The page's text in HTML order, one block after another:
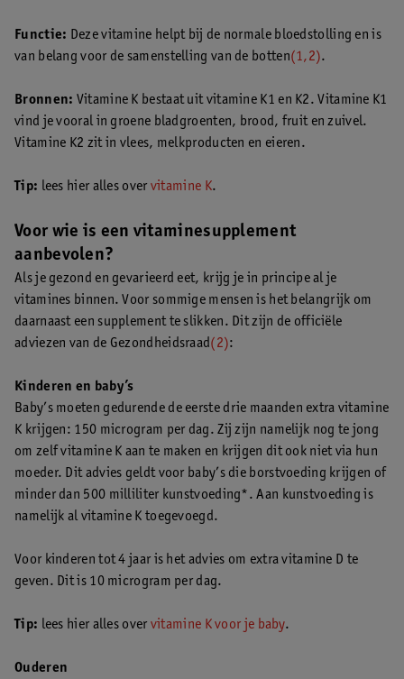
Functie: Deze vitamine helpt bij de normale bloedstolling en is
van belang voor de samenstelling van de botten(1,2).
Bronnen: Vitamine K bestaat uit vitamine K1 en K2. Vitamine K1
vind je vooral in groene bladgroenten, brood, fruit en zuivel.
Vitamine K2 zit in vlees, melkproducten en eieren.
Tip: lees hier alles over vitamine K.
Voor wie is een vitaminesupplement
aanbevolen?
Als je gezond en gevarieerd eet, krijg je in principe al je
vitamines binnen. Voor sommige mensen is het belangrijk om
daarnaast een supplement te slikken. Dit zijn de officiële
adviezen van de Gezondheidsraad(2):
Kinderen en baby’s
Baby’s moeten gedurende de eerste drie maanden extra vitamine
K krijgen: 150 microgram per dag. Zij zijn namelijk nog te jong
om zelf vitamine K aan te maken en krijgen dit ook niet via hun
moeder. Dit advies geldt voor baby’s die borstvoeding krijgen of
minder dan 500 milliliter kunstvoeding*. Aan kunstvoeding is
namelijk al vitamine K toegevoegd.
Voor kinderen tot 4 jaar is het advies om extra vitamine D te
geven. Dit is 10 microgram per dag.
Tip: lees hier alles over vitamine K voor je baby.
Ouderen